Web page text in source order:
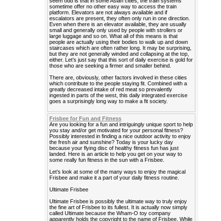
sometime offer no other easy way to access the train
platform. Elevators are not always available and if
escalators are present, they often only run in one direction.
Even when there is an elevator available, they are usually
small and generally only used by people with strollers or
large luggage and so on. What all of this means is that
people are actually using their bodies to walk up and down
staircases which are often rather long. It may be surprising,
but they are not generally winded and collapsing at the top,
either. Let’s just say that this sort of daily exercise is gold for
those who are seeking a firmer and smaller behind.
There are, obviously, other factors involved in these cities
which contribute to the people staying fit. Combined with a
greatly decreased intake of red meat so prevalently
ingested in parts of the west, this daily integrated exercise
goes a surprisingly long way to make a fit society.
Frisbee for Fun and Fitness
Are you looking for a fun and intriguingly unique sport to help
you stay and/or get motivated for your personal fitness?
Possibly interested in finding a nice outdoor activity to enjoy
the fresh air and sunshine? Today is your lucky day
because your flying disc of healthy fitness fun has just
landed. Here is an article to help you get on your way to
some really fun fitness in the sun with a Frisbee.
Let’s look at some of the many ways to enjoy the magical
Frisbee and make it a part of your daily fitness routine.
Ultimate Frisbee
Ultimate Frisbee is possibly the ultimate way to truly enjoy
the fine art of Frisbee to its fullest. It is actually now simply
called Ultimate because the Wham-O toy company
apparently holds the copyright to the name of Frisbee. While